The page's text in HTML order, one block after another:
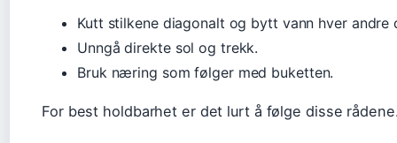
Kutt stilkene diagonalt og bytt vann hver andre
Unngå direkte sol og trekk.
Bruk næring som følger med buketten.
For best holdbarhet er det lurt å følge disse